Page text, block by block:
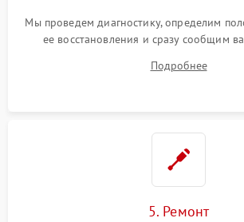
Мы проведем диагностику, определим
ее восстановления и сразу сообщим
Подробнее
5. Ремонт